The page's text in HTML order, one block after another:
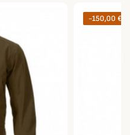
-150,00 €